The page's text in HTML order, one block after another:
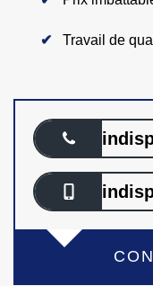
Travail de